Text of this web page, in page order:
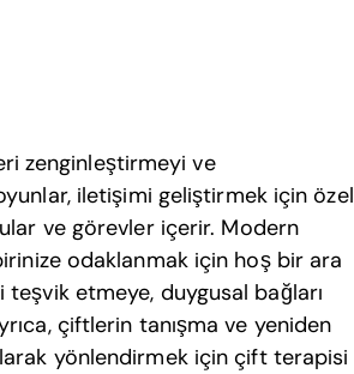
zenginleştirmeyi ve
iletişimi geliştirmek için özel
ve görevler içerir. Modern
odaklanmak için hoş bir ara
etmeye, duygusal bağları
çiftlerin tanışma ve yeniden
yönlendirmek için çift terapisi